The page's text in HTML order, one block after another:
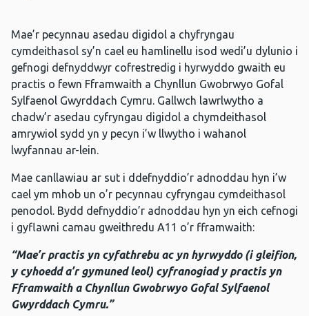
Mae’r pecynnau asedau digidol a chyfryngau
cymdeithasol sy’n cael eu hamlinellu isod wedi’u dylunio i
gefnogi defnyddwyr cofrestredig i hyrwyddo gwaith eu
practis o fewn Fframwaith a Chynllun Gwobrwyo Gofal
Sylfaenol Gwyrddach Cymru. Gallwch lawrlwytho a
chadw’r asedau cyfryngau digidol a chymdeithasol
amrywiol sydd yn y pecyn i’w llwytho i wahanol
lwyfannau ar-lein.
Mae canllawiau ar sut i ddefnyddio’r adnoddau hyn i’w
cael ym mhob un o’r pecynnau cyfryngau cymdeithasol
penodol. Bydd defnyddio’r adnoddau hyn yn eich cefnogi
i gyflawni camau gweithredu A11 o’r fframwaith:
“Mae’r practis yn cyfathrebu ac yn hyrwyddo (i gleifion,
y cyhoedd a’r gymuned leol) cyfranogiad y practis yn
Fframwaith a Chynllun Gwobrwyo Gofal Sylfaenol
Gwyrddach Cymru.”